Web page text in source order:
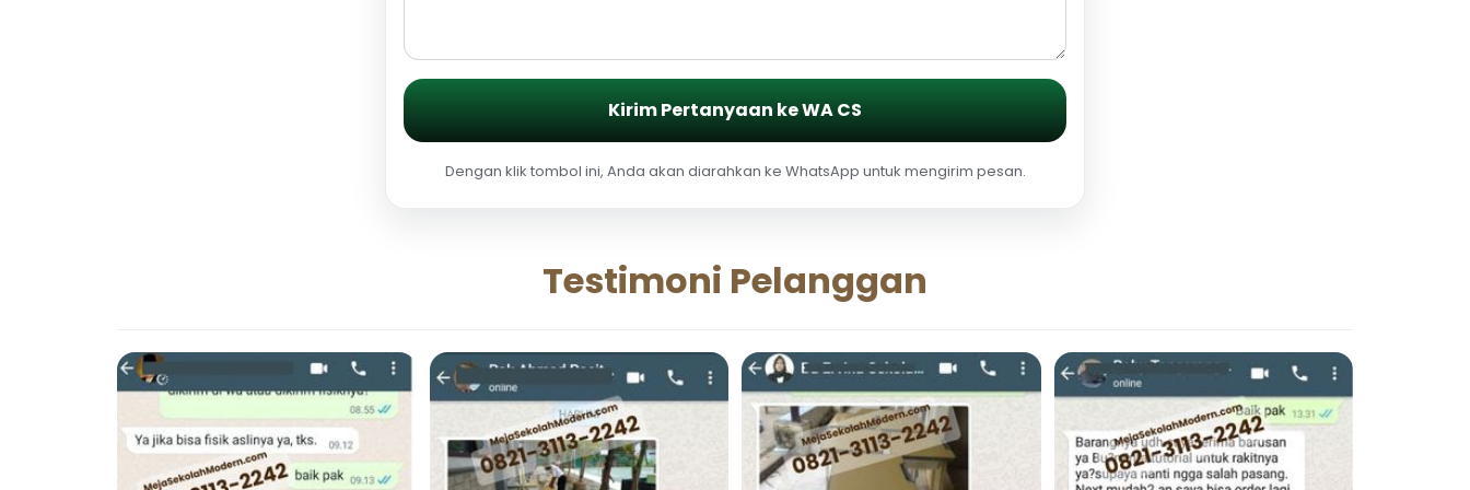
Kirim Pertanyaan ke WA CS
Dengan klik tombol ini, Anda akan diarahkan ke WhatsApp untuk mengirim pesan.
Testimoni Pelanggan